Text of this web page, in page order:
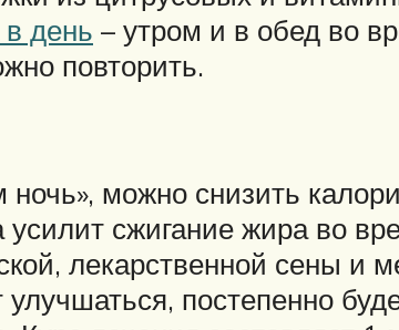
день – утром и в обед во
повторить.
можно снизить
сжигание жира во
лекарственной сены и
постепенно